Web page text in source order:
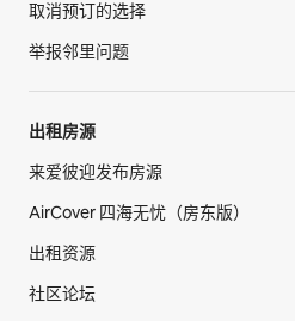
取消预订的选择
举报邻里问题
出租房源
来爱彼迎发布房源
AirCover 四海无忧（房东版）
出租资源
社区论坛